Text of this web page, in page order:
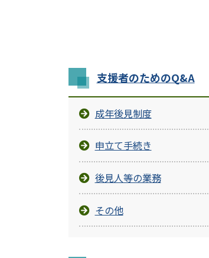
支援者のためのQ&A
成年後見制度
申立て手続き
後見人等の業務
その他